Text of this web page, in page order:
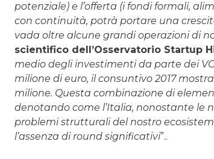
potenziale) e l’offerta (i fondi formali,
con continuità, potrà portare una
vada oltre alcune grandi operazioni di
scientifico dell’Osservatorio Startup
medio degli investimenti da parte dei
milione di euro, il consuntivo 2017
milione. Questa combinazione di
denotando come l’Italia, nonostante le
problemi strutturali del nostro
l’assenza di round significativi”..